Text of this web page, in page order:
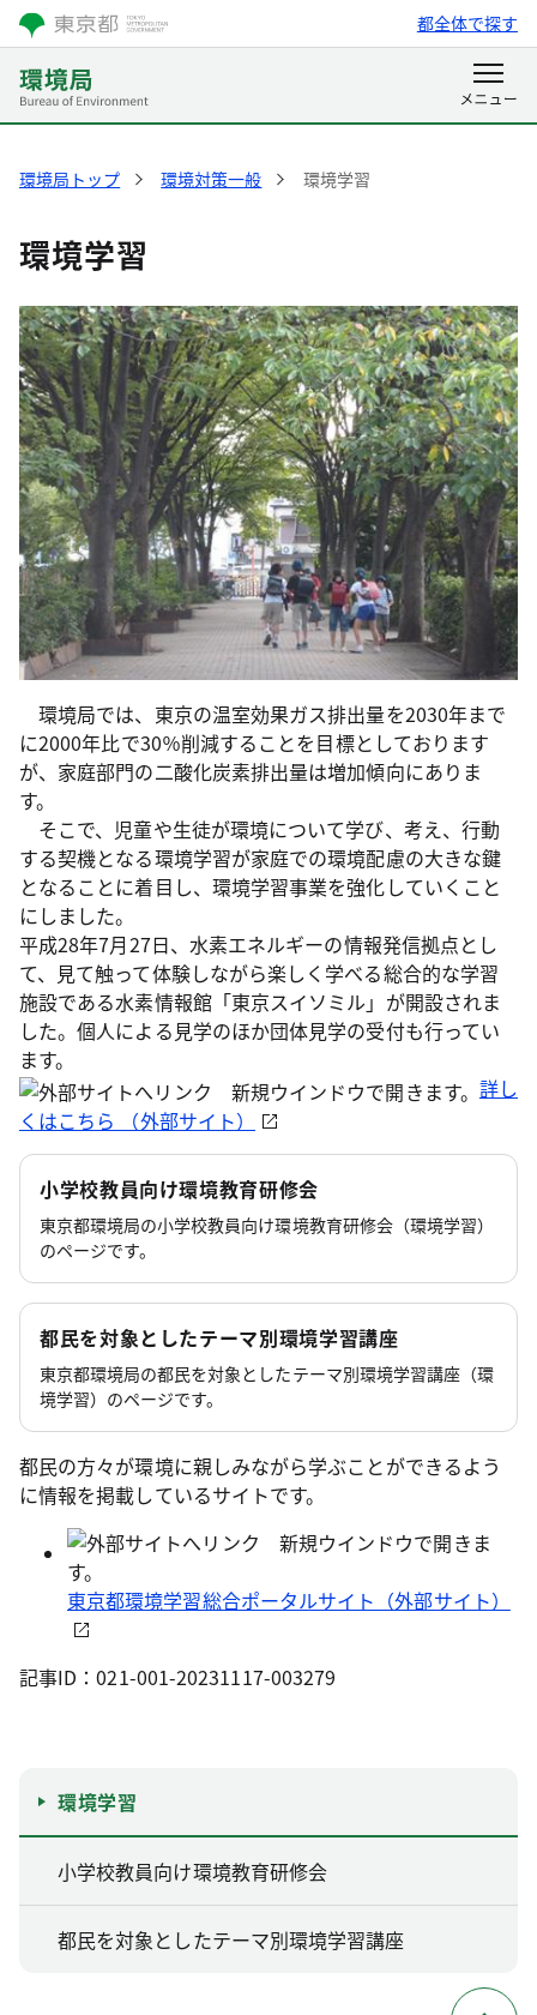
都全体で探す
環境局トップ 環境対策一般 環境学習
環境学習
環境局では、東京の温室効果ガス排出量を2030年まで
に2000年比で30％削減することを目標としております
が、家庭部門の二酸化炭素排出量は増加傾向にありま
す。
そこで、児童や生徒が環境について学び、考え、行動
する契機となる環境学習が家庭での環境配慮の大きな鍵
となることに着目し、環境学習事業を強化していくこと
にしました。
平成28年7月27日、水素エネルギーの情報発信拠点とし
て、見て触って体験しながら楽しく学べる総合的な学習
施設である水素情報館「東京スイソミル」が開設されま
した。個人による見学のほか団体見学の受付も行ってい
ます。
詳し
くはこちら （外部サイト）
小学校教員向け環境教育研修会
東京都環境局の小学校教員向け環境教育研修会（環境学習）
のページです。
都民を対象としたテーマ別環境学習講座
東京都環境局の都民を対象としたテーマ別環境学習講座（環
境学習）のページです。
都民の方々が環境に親しみながら学ぶことができるよう
に情報を掲載しているサイトです。
東京都環境学習総合ポータルサイト（外部サイト）
記事ID：021-001-20231117-003279
環境学習
小学校教員向け環境教育研修会
都民を対象としたテーマ別環境学習講座